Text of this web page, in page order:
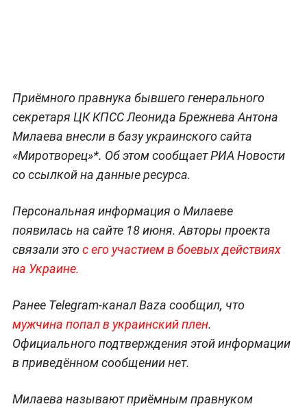
Приёмного правнука бывшего генерального
секретаря ЦК КПСС Леонида Брежнева Антона
Милаева внесли в базу украинского сайта
«Миротворец»*. Об этом сообщает РИА Новости
со ссылкой на данные ресурса.
Персональная информация о Милаеве
появилась на сайте 18 июня. Авторы проекта
связали этос его участием в боевых действиях
на Украине.
Ранее Telegram-канал Baza сообщил, что
мужчина попал в украинский плен.
Официального подтверждения этой информации
в приведённом сообщении нет.
Милаева называют приёмным правнуком